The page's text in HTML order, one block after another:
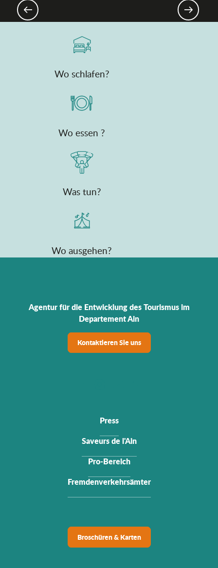
Wo schlafen?
Wo essen ?
Was tun?
Wo ausgehen?
Agentur für die Entwicklung des Tourismus im
Departement Ain
Kontaktieren Sie uns
Press
Saveurs de l'Ain
Pro-Bereich
Fremdenverkehrsämter
Broschüren & Karten